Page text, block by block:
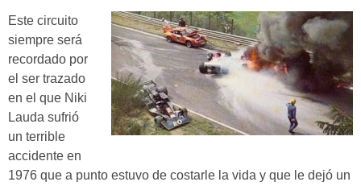
Este circuito
siempre será
recordado por
el ser trazado
en el que Niki
Lauda sufrió
un terrible
accidente en
1976 que a punto estuvo de costarle la vida y que le dejó un